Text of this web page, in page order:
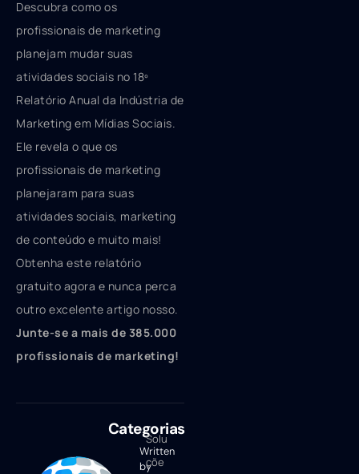
Descubra como os
profissionais de marketing
planejam mudar suas
atividades sociais no 18º
Relatório Anual da Indústria de
Marketing em Mídias Sociais.
Ele revela o que os
profissionais de marketing
planejaram para suas
atividades sociais, marketing
de conteúdo e muito mais!
Obtenha este relatório
gratuito agora e nunca perca
outro excelente artigo nosso.
Junte-se a mais de 385.000
profissionais de marketing!
Written
by
Categorias
Solu
çõe